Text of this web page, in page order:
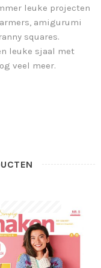
leuke projecten
amigurumi
squares.
leuke sjaal met
veel meer.